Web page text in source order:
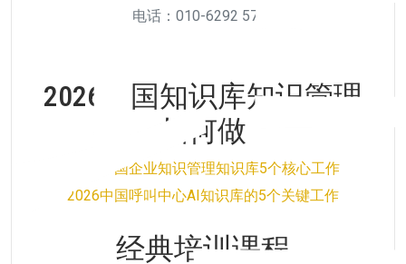
电话：010-6292 5738
2026中国知识库知识管理
如何做
2026中国企业知识管理知识库5个核心工作
2026中国呼叫中心AI知识库的5个关键工作
经典培训课程